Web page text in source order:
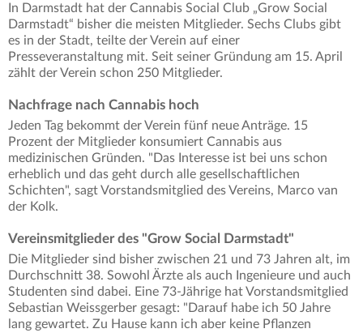
In Darmstadt hat der Cannabis Social Club „Grow Social
Darmstadt“ bisher die meisten Mitglieder. Sechs Clubs gibt
es in der Stadt, teilte der Verein auf einer
Presseveranstaltung mit. Seit seiner Gründung am 15. April
zählt der Verein schon 250 Mitglieder.
Nachfrage nach Cannabis hoch
Jeden Tag bekommt der Verein fünf neue Anträge. 15
Prozent der Mitglieder konsumiert Cannabis aus
medizinischen Gründen. "Das Interesse ist bei uns schon
erheblich und das geht durch alle gesellschaftlichen
Schichten", sagt Vorstandsmitglied des Vereins, Marco van
der Kolk.
Vereinsmitglieder des "Grow Social Darmstadt"
Die Mitglieder sind bisher zwischen 21 und 73 Jahren alt, im
Durchschnitt 38. Sowohl Ärzte als auch Ingenieure und auch
Studenten sind dabei. Eine 73-Jährige hat Vorstandsmitglied
Sebastian Weissgerber gesagt: "Darauf habe ich 50 Jahre
lang gewartet. Zu Hause kann ich aber keine Pflanzen